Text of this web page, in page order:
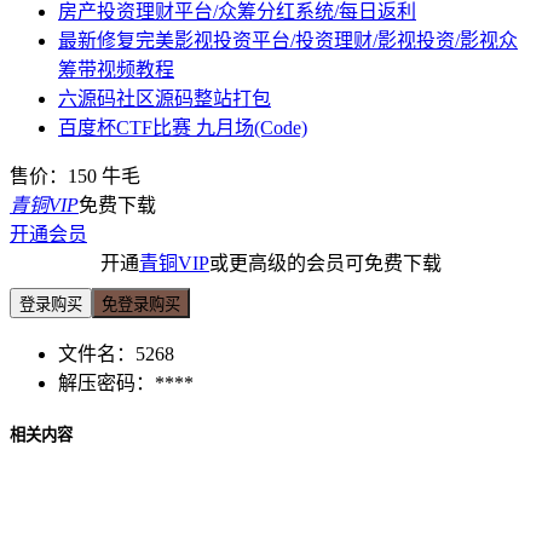
房产投资理财平台/众筹分红系统/每日返利
最新修复完美影视投资平台/投资理财/影视投资/影视众
筹带视频教程
六源码社区源码整站打包
百度杯CTF比赛 九月场(Code)
售价： 150 牛毛
青铜VIP免费下载
开通会员
开通青铜VIP或更高级的会员可免费下载
登录购买 免登录购买
文件名： 5268
解压密码： ****
相关内容